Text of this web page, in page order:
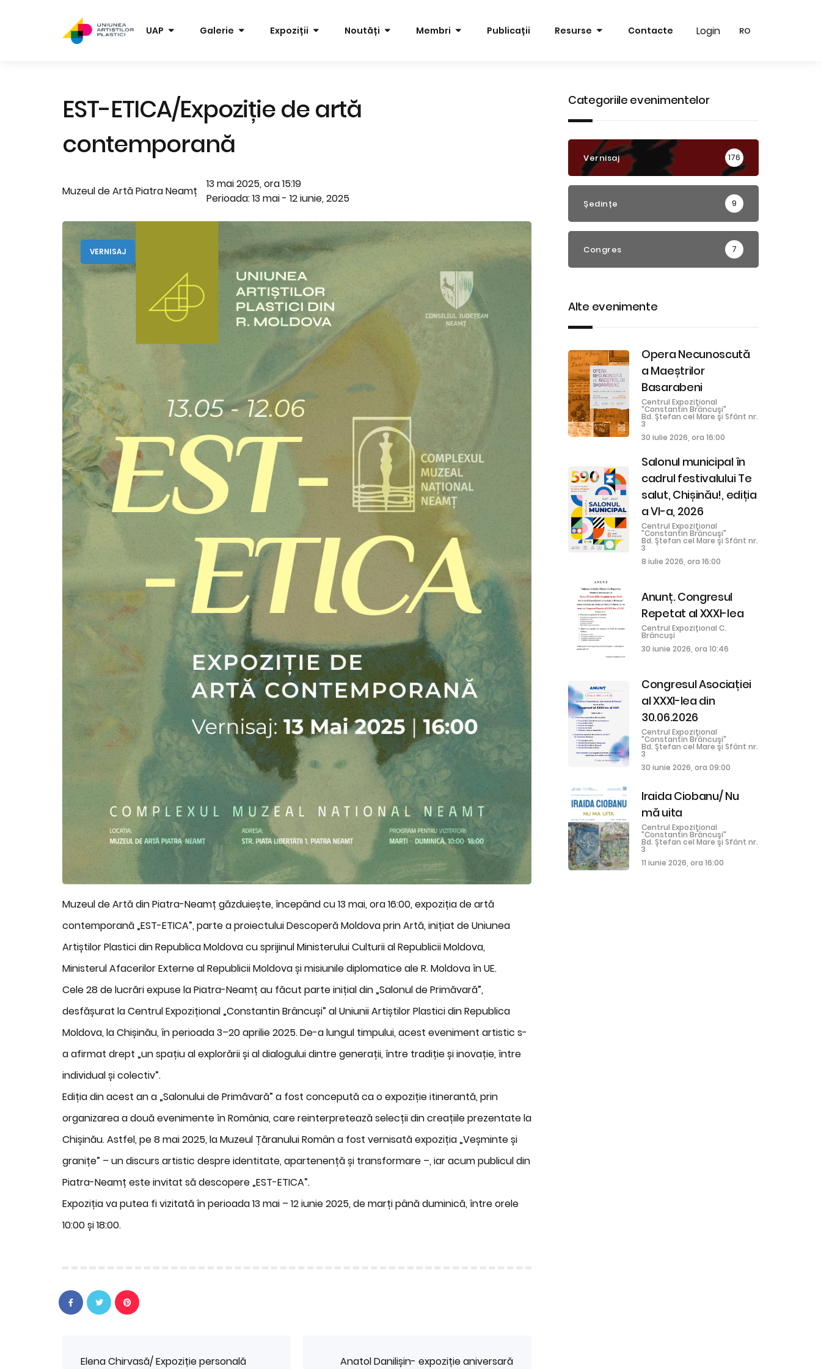
Login
UAP Galerie Expoziții Noutăți Membri Publicații Resurse Contacte Login RO
EST-ETICA/Expoziție de artă
contemporană
Muzeul de Artă Piatra Neamț
13 mai 2025, ora 15:19
Perioada: 13 mai - 12 iunie, 2025
VERNISAJ
Muzeul de Artă din Piatra-Neamț găzduiește, începând cu 13 mai, ora 16:00, expoziția de artă
contemporană „EST-ETICA”, parte a proiectului Descoperă Moldova prin Artă, inițiat de Uniunea
Artiștilor Plastici din Republica Moldova cu sprijinul Ministerului Culturii al Republicii Moldova,
Ministerul Afacerilor Externe al Republicii Moldovași misiunile diplomatice ale R. Moldova în UE.
Cele 28 de lucrări expuse la Piatra-Neamț au făcut parte inițial din „Salonul de Primăvară”,
desfășurat la Centrul Expozițional „Constantin Brâncuși” al Uniunii Artiștilor Plastici din Republica
Moldova, la Chișinău, în perioada 3–20 aprilie 2025. De-a lungul timpului, acest eveniment artistic s-
a afirmat drept „un spațiu al explorării și al dialogului dintre generații, între tradiție și inovație, între
individual și colectiv”.
Ediția din acest an a „Salonului de Primăvară” a fost concepută ca o expoziție itinerantă, prin
organizarea a două evenimente în România, care reinterpretează selecții din creațiile prezentate la
Chișinău. Astfel, pe 8 mai 2025, la Muzeul Țăranului Român a fost vernisată expoziția „Veșminte și
granițe” – un discurs artistic despre identitate, apartenență și transformare –, iar acum publicul din
Piatra-Neamț este invitat să descopere „EST-ETICA”.
Expoziția va putea fi vizitată în perioada 13 mai – 12 iunie 2025, de marți până duminică, între orele
10:00 și 18:00.
Elena Chirvasă/ Expoziție personală Anatol Danilișin- expoziție aniversară
Categoriile evenimentelor
Vernisaj 176
Ședințe 9
Congres 7
Alte evenimente
Opera Necunoscută
a Maeștrilor
Basarabeni
Centrul Expoziţional
"Constantin Brâncuşi"
Bd. Ştefan cel Mare şi Sfânt nr.
3
30 iulie 2026, ora 16:00
Salonul municipal în
cadrul festivalului Te
salut, Chișinău!, ediția
a VI-a, 2026
Centrul Expoziţional
"Constantin Brâncuşi"
Bd. Ştefan cel Mare şi Sfânt nr.
3
8 iulie 2026, ora 16:00
Anunț. Congresul
Repetat al XXXI-lea
Centrul Expozițional C.
Brâncuși
30 iunie 2026, ora 10:46
Congresul Asociației
al XXXI-lea din
30.06.2026
Centrul Expoziţional
"Constantin Brâncuşi"
Bd. Ştefan cel Mare şi Sfânt nr.
3
30 iunie 2026, ora 09:00
Iraida Ciobanu/ Nu
mă uita
Centrul Expoziţional
"Constantin Brâncuşi"
Bd. Ştefan cel Mare şi Sfânt nr.
3
11 iunie 2026, ora 16:00